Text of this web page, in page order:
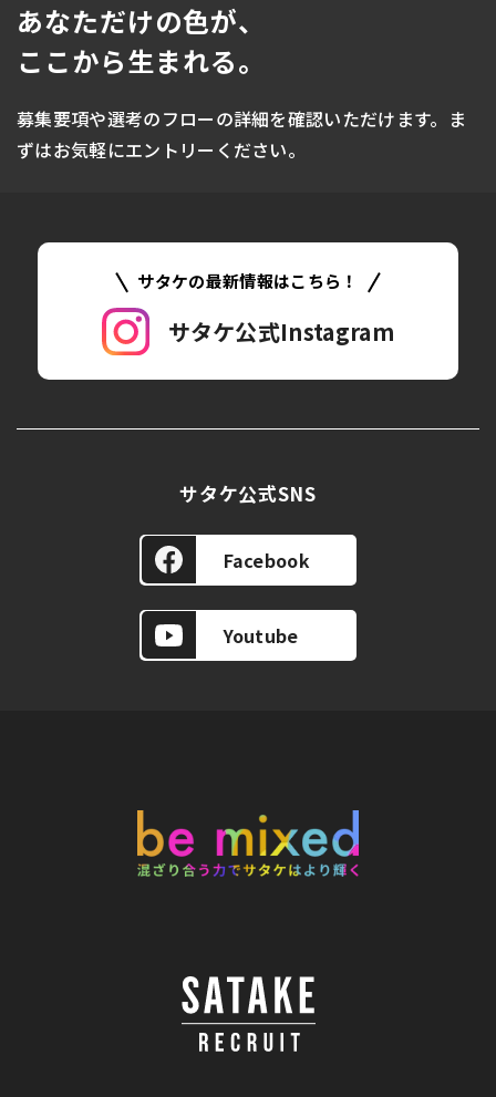
あなただけの色が、
ここから生まれる。
募集要項や選考のフローの詳細を確認いただけます。 ま
ずはお気軽にエントリーください。
採用情報
GUIDELINES
サタケの最新情報はこちら！
サタケ公式Instagram
サタケ公式SNS
Facebook
Youtube